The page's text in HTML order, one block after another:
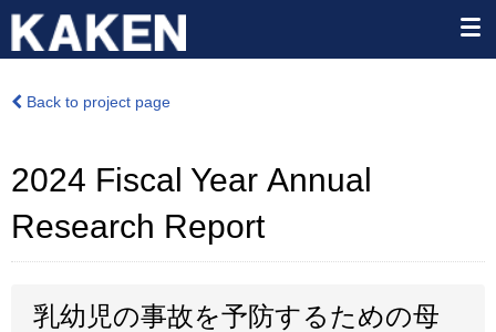
Back to project page
2024 Fiscal Year Annual
Research Report
乳幼児の事故を予防するための母